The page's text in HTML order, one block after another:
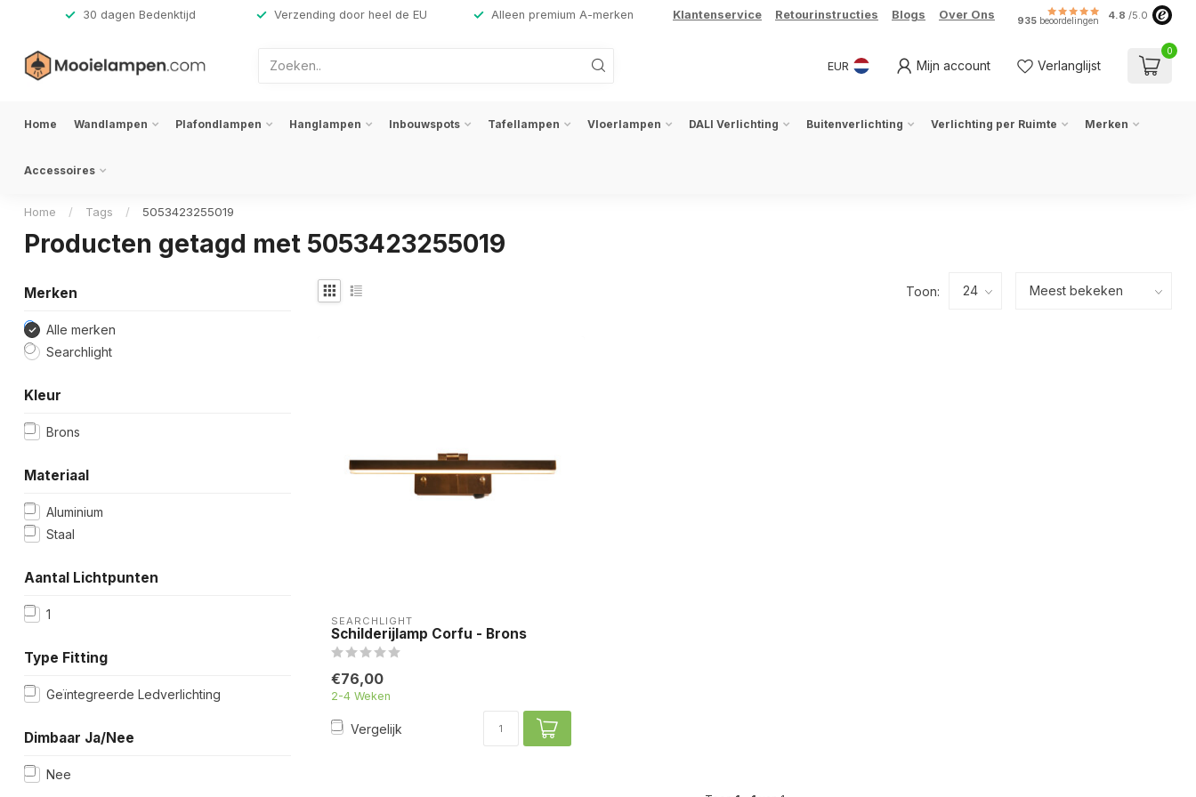
30 dagen Bedenktijd Verzending door heel de EU Alleen premium A-merken Klantenservice Retourinstructies Blogs Over Ons 935 beoordelingen 4.8 /5.0
EUR Mijn account Verlanglijst
0
Home Wandlampen Plafondlampen Hanglampen Inbouwspots Tafellampen Vloerlampen DALI Verlichting Buitenverlichting Verlichting per Ruimte Merken
Accessoires
Home / Tags / 5053423255019
Producten getagd met 5053423255019
Merken
Alle merken
Searchlight
Kleur
Brons
Materiaal
Aluminium
Staal
Aantal Lichtpunten
1
Type Fitting
Geïntegreerde Ledverlichting
Dimbaar Ja/Nee
Nee
Toon:
SEARCHLIGHT
Schilderijlamp Corfu - Brons
€76,00
2-4 Weken
Vergelijk